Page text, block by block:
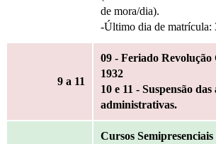
de mora/dia).
-Último dia de matrícula:
9 a 11
09 - Feriado
1932
10 e 11 - Suspensão
administrativas.
Cursos